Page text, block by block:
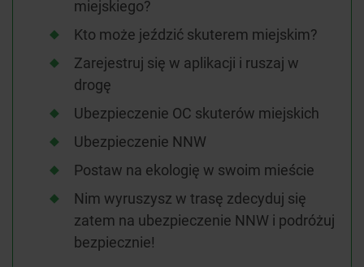
miejskiego?
Kto może jeździć skuterem miejskim?
Zarejestruj się w aplikacji i ruszaj w
drogę
Ubezpieczenie OC skuterów miejskich
Ubezpieczenie NNW
Postaw na ekologię w swoim mieście
Nim wyruszysz w trasę zdecyduj się
zatem na ubezpieczenie NNW i podróżuj
bezpiecznie!